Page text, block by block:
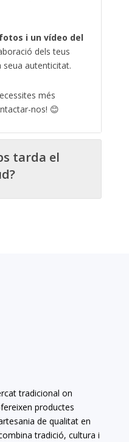
fotos i un vídeo del
dels teus
autenticitat.
més
nos! 😊
tarda el
tradicional on
productes
de qualitat en
tradició, cultura i